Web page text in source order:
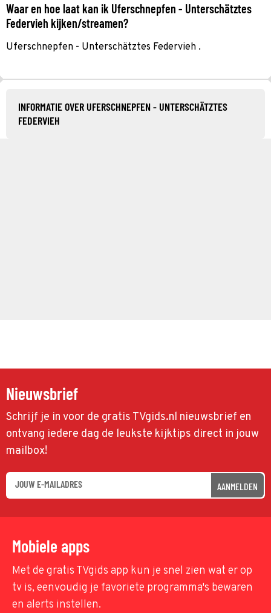
Waar en hoe laat kan ik Uferschnepfen - Unterschätztes
Federvieh kijken/streamen?
Uferschnepfen - Unterschätztes Federvieh .
INFORMATIE OVER UFERSCHNEPFEN - UNTERSCHÄTZTES
FEDERVIEH
Nieuwsbrief
Schrijf je in voor de gratis TVgids.nl nieuwsbrief en
ontvang iedere dag de leukste kijktips direct in jouw
mailbox!
AANMELDEN
Mobiele apps
Met de gratis TVgids app kun je snel zien wat er op
tv is, eenvoudig je favoriete programma's bewaren
en alerts instellen.